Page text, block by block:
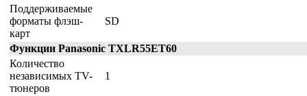
Поддерживаемые
форматы флэш-
карт
SD
Функции Panasonic TXLR55ET60
Количество
независимых TV-
тюнеров
1